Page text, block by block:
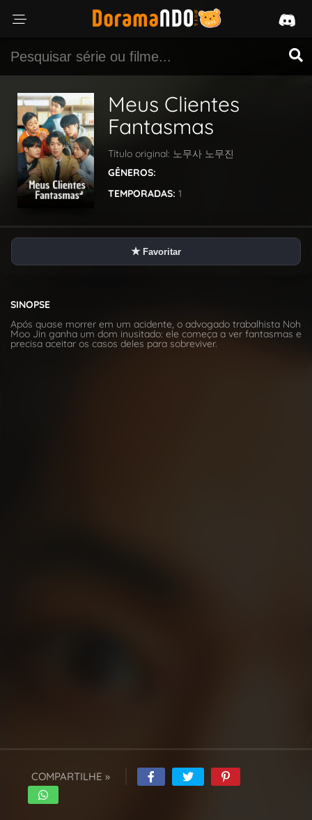
Meus Clientes
Fantasmas
Título original: 노무사 노무진
GÊNEROS:
Fantasy
TEMPORADAS: 1
★Favoritar
SINOPSE
Após quase morrer em um acidente, o advogado trabalhista Noh
Moo Jin ganha um dom inusitado: ele começa a ver fantasmas e
precisa aceitar os casos deles para sobreviver.
COMPARTILHE »